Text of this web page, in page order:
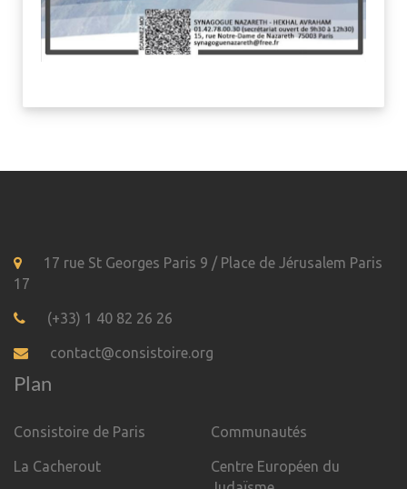
17 rue St Georges Paris 9 / Place de Jérusalem Paris
17
(+33) 1 40 82 26 26
contact@consistoire.org
Plan
Consistoire de Paris
La Cacherout
Communautés
Centre Européen du